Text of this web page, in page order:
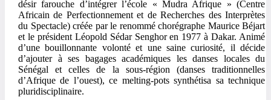
désir farouche d’intégrer l’école « Mudra Afrique » (Centre
Africain de Perfectionnement et de Recherches des Interprètes
du Spectacle) créée par le renommé chorégraphe Maurice Béjart
et le président Léopold Sédar Senghor en 1977 à Dakar. Animé
d’une bouillonnante volonté et une saine curiosité, il décide
d’ajouter à ses bagages académiques les danses locales du
Sénégal et celles de la sous-région (danses traditionnelles
d’Afrique de l’ouest), ce melting-pots synthétisa sa technique
pluridisciplinaire.